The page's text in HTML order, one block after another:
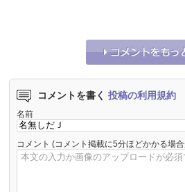
コメントを書く 投稿の利用規約
名前
コメント (コメント掲載に5分ほどかかる場